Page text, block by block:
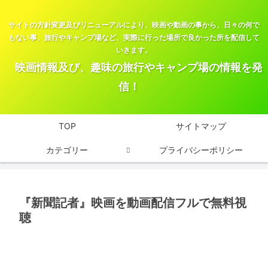
サイトの方針変更及びリニューアルにより、映画や動画の事から、日々の何で
もない事、旅行やキャンプ場など、実際に行った場所で良かった所を配信して
いきます。
映画情報及び、趣味の旅行やキャンプ場の情報を発
信！
TOP サイトマップ
カテゴリー プライバシーポリシー
『新聞記者』映画を動画配信フルで無料視
聴